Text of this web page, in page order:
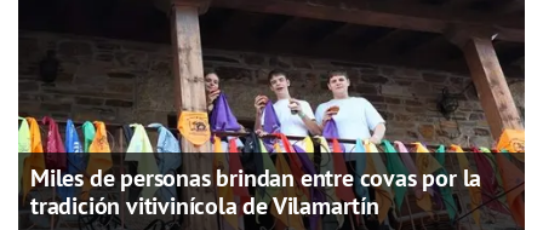
Miles de personas brindan entre covas por la
tradición vitivinícola de Vilamartín